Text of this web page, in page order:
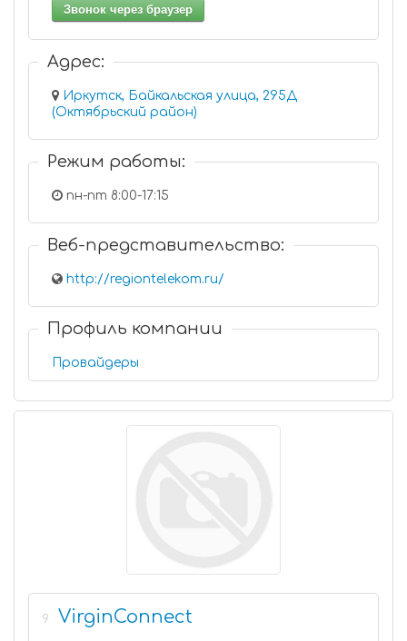
Звонок через браузер
Адрес:
Иркутск, Байкальская улица, 295Д
(Октябрьский район)
Режим работы:
пн-пт 8:00-17:15
Веб-представительство:
http://regiontelekom.ru/
Профиль компании
Провайдеры
9 VirginConnect